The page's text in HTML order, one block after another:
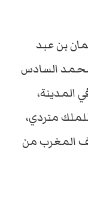
بن عبد
محمد السادس
المدينة،
متردي،
المغرب من